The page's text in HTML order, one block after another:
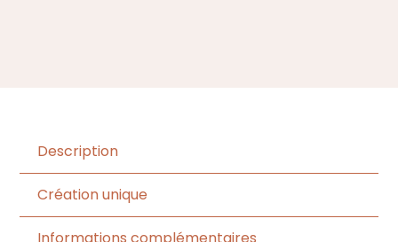
Description
Création unique
Informations complémentaires